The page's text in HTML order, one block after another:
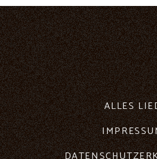
ALLES